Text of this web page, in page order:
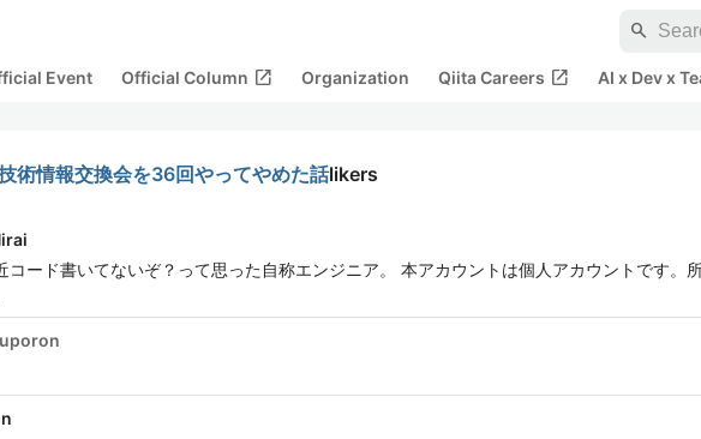
search
Event Official Column open_in_new Organization Qiita Careers open_in_new AI x Dev x
術情報交換会を36回やってやめた話likers
コード書いてないぞ？って思った自称エンジニア。 本アカウントは個人アカウントです。